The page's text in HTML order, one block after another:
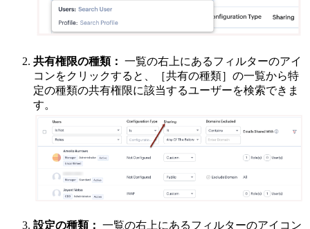
共有権限の種類： 一覧の右上にあるフィルターのアイ
コンをクリックすると、［共有の種類］の一覧から特
定の種類の共有権限に該当するユーザーを検索できま
す。
設定の種類： 一覧の右上にあるフィルターのアイコン